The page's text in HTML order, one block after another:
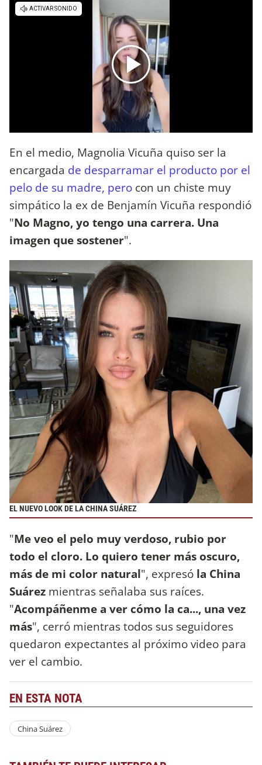
En el medio, Magnolia Vicuña quiso ser la
encargada de desparramar el producto por el
pelo de su madre, pero con un chiste muy
simpático la ex de Benjamín Vicuña respondió
"No Magno, yo tengo una carrera. Una
imagen que sostener".
EL NUEVO LOOK DE LA CHINA SUÁREZ
"Me veo el pelo muy verdoso, rubio por
todo el cloro. Lo quiero tener más oscuro,
más de mi color natural", expresó la China
Suárez mientras señalaba sus raíces.
"Acompáñenme a ver cómo la ca..., una vez
más", cerró mientras todos sus seguidores
quedaron expectantes al próximo video para
ver el cambio.
EN ESTA NOTA
China Suárez